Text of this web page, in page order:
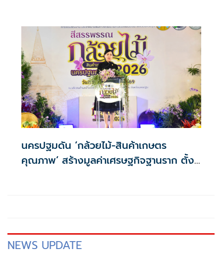
นครปฐมดัน ‘กล้วยไม้-สินค้าเกษตร
คุณภาพ’ สร้างมูลค่าเศรษฐกิจฐานราก ตั้ง
NEWS UPDATE